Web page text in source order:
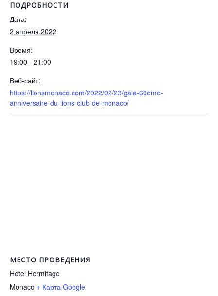
ПОДРОБНОСТИ
Дата:
2 апреля 2022
Время:
19:00 - 21:00
Веб-сайт:
https://lionsmonaco.com/2022/02/23/gala-60eme-
anniversaire-du-lions-club-de-monaco/
МЕСТО ПРОВЕДЕНИЯ
Hotel Hermitage
Monaco + Карта Google